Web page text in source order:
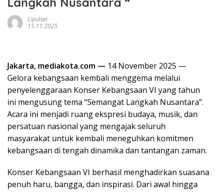
Liputan
15.11.2025
Jakarta, mediakota.com — 14 November 2025 —
Gelora kebangsaan kembali menggema melalui
penyelenggaraan Konser Kebangsaan VI yang tahun
ini mengusung tema “Semangat Langkah Nusantara”.
Acara ini menjadi ruang ekspresi budaya, musik, dan
persatuan nasional yang mengajak seluruh
masyarakat untuk kembali meneguhkan komitmen
kebangsaan di tengah dinamika dan tantangan zaman.
Konser Kebangsaan VI berhasil menghadirkan suasana
penuh haru, bangga, dan inspirasi. Dari awal hingga